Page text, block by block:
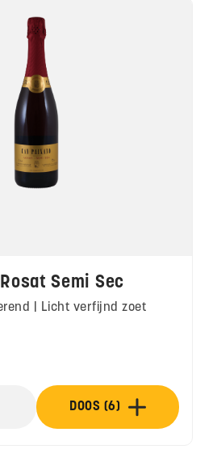
Semi Sec
| Licht verfijnd zoet
DOOS (6)